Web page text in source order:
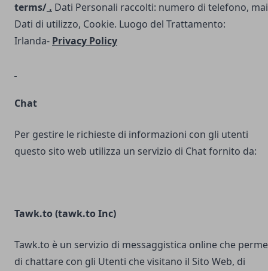
terms/ . Dati Personali raccolti: numero di telefono,
Dati di utilizzo, Cookie. Luogo del Trattamento:
Irlanda- Privacy Policy
Chat
Per gestire le richieste di informazioni con gli utenti
questo sito web utilizza un servizio di Chat fornito da:
Tawk.to (tawk.to Inc)
Tawk.to è un servizio di messaggistica online che
di chattare con gli Utenti che visitano il Sito Web, di